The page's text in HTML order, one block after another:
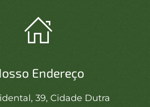
Endereço
39, Cidade Dutra